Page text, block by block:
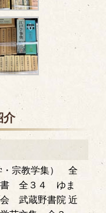
介
・宗教学集） 全
書 全３４ ゆま
武蔵野書院 近